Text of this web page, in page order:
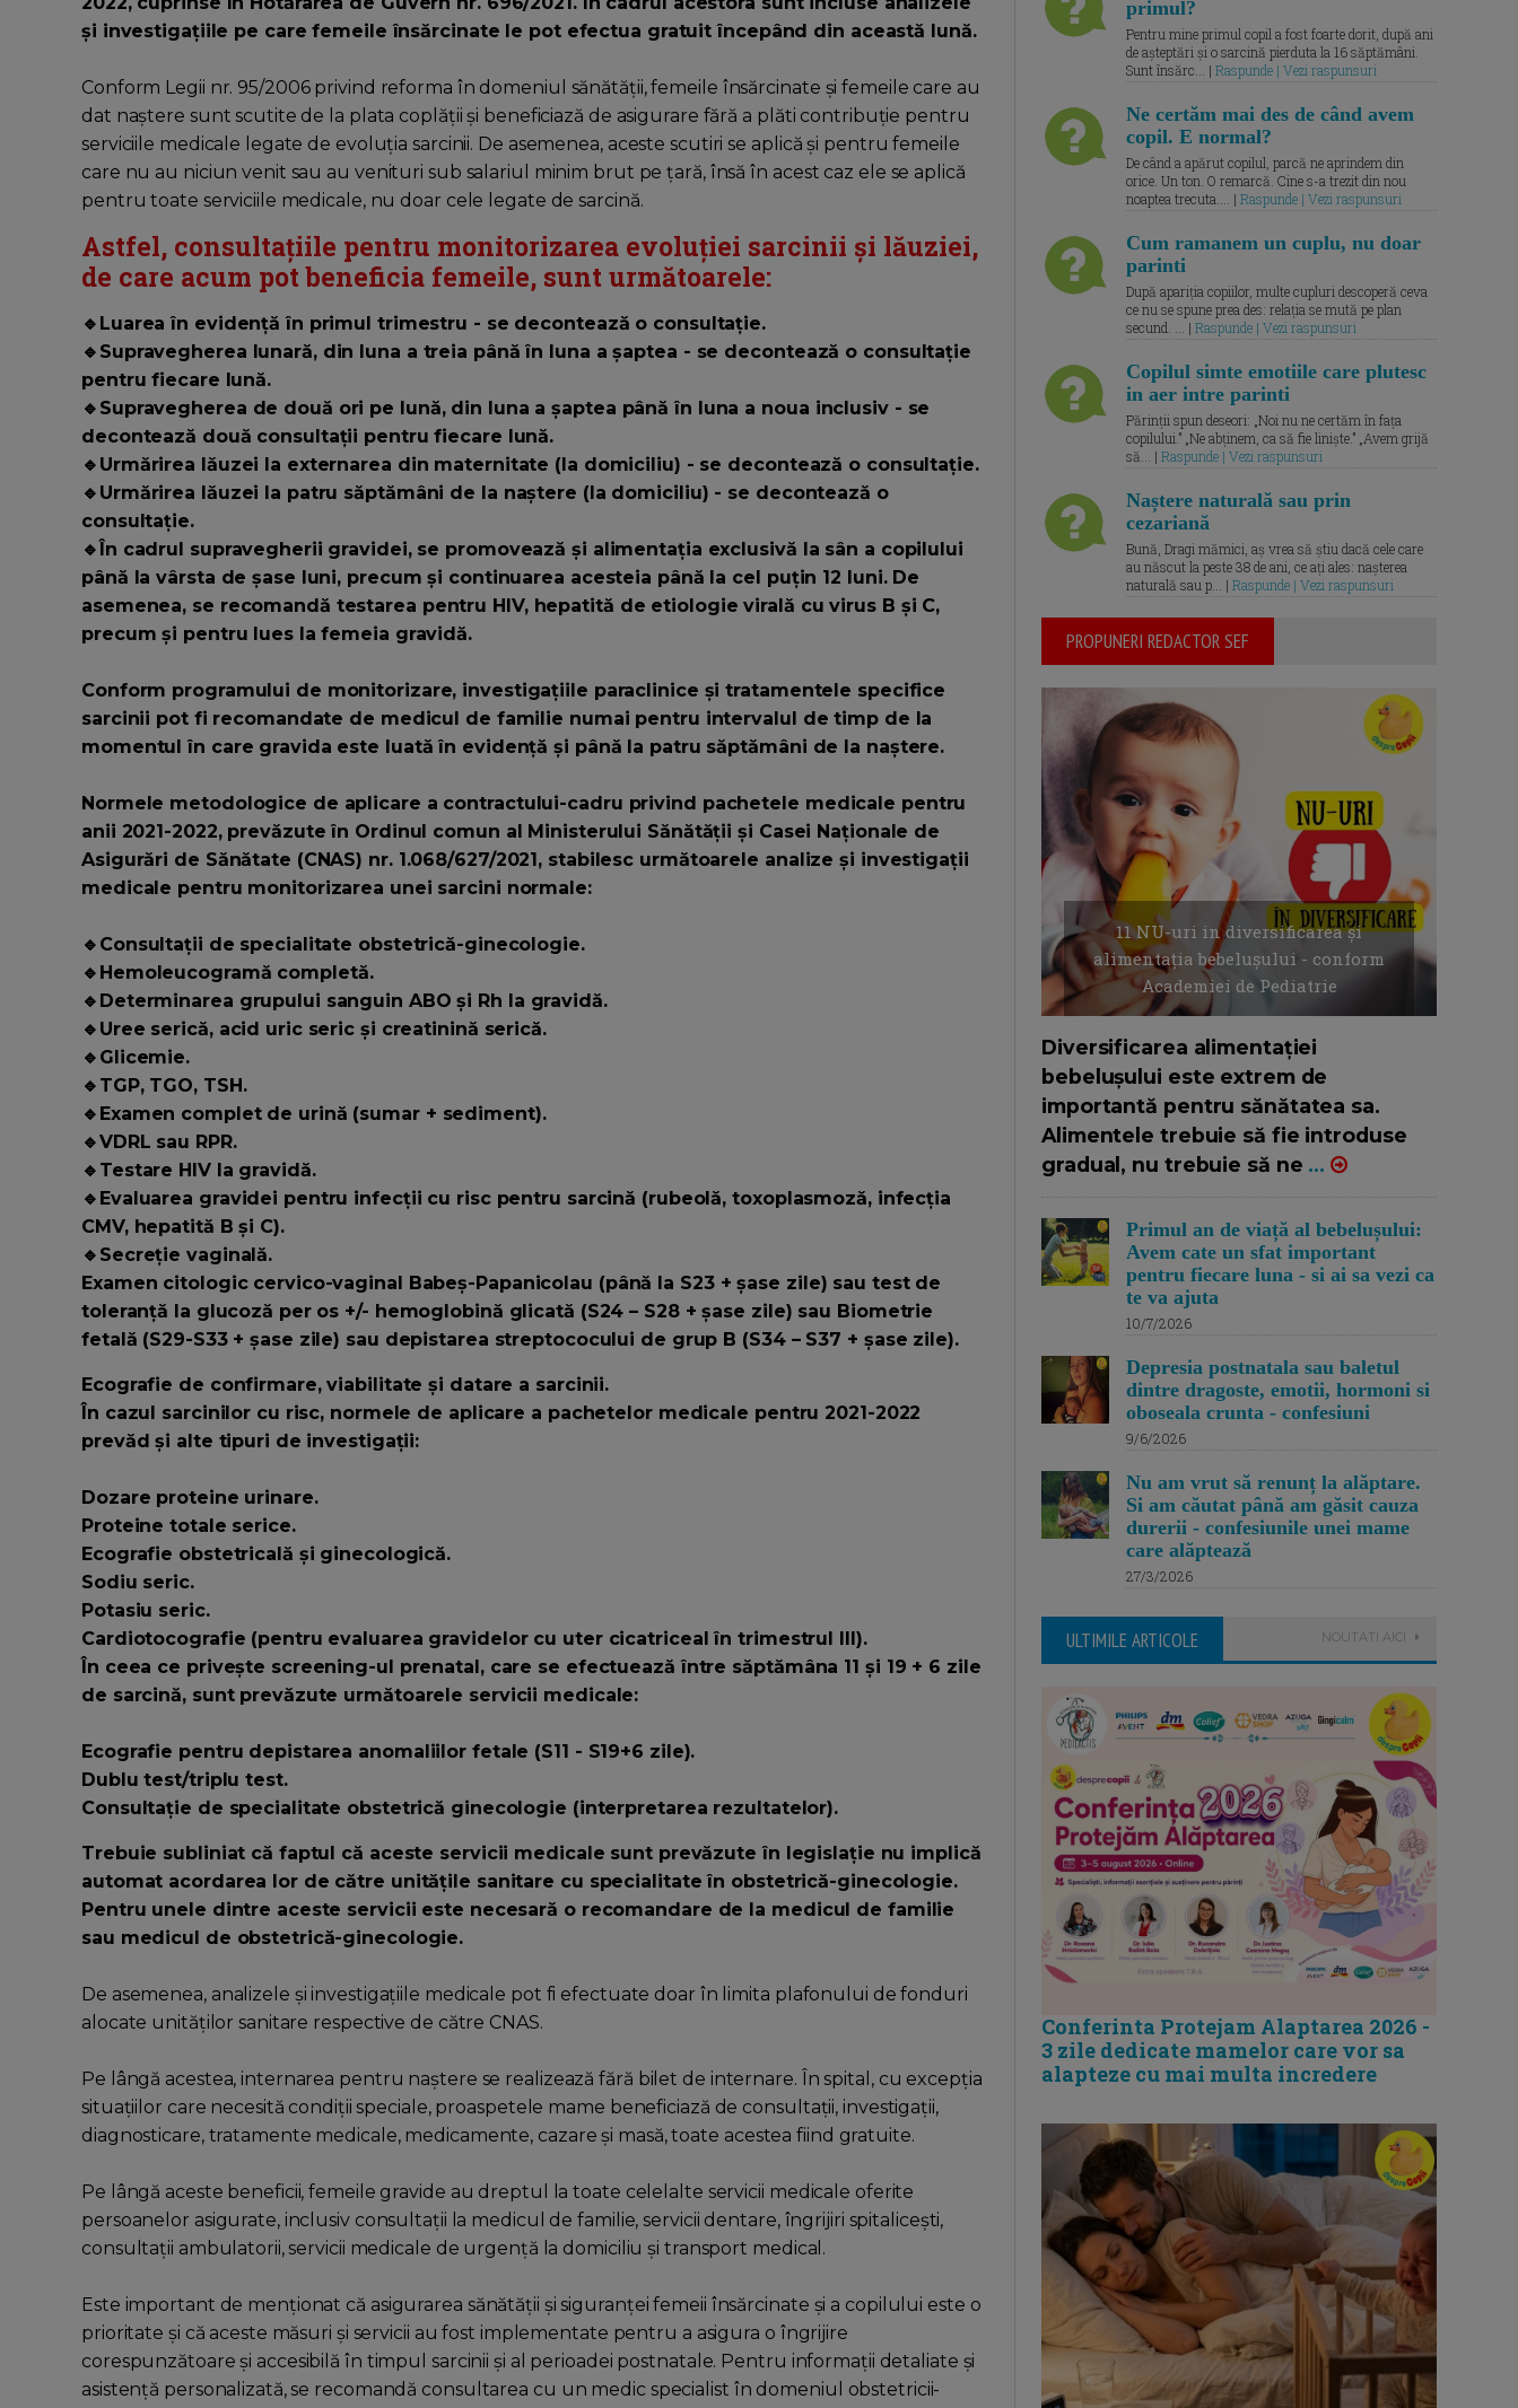
și investigațiile pe care femeile însărcinate le pot efectua gratuit începând din această lună.
Conform Legii nr. 95/2006 privind reforma în domeniul sănătății, femeile însărcinate și femeile care au
dat naștere sunt scutite de la plata coplății și beneficiază de asigurare fără a plăti contribuție pentru
serviciile medicale legate de evoluția sarcinii. De asemenea, aceste scutiri se aplică și pentru femeile
care nu au niciun venit sau au venituri sub salariul minim brut pe țară, însă în acest caz ele se aplică
pentru toate serviciile medicale, nu doar cele legate de sarcină.
Astfel, consultațiile pentru monitorizarea evoluției sarcinii și lăuziei,
de care acum pot beneficia femeile, sunt următoarele:
🔹Luarea în evidență în primul trimestru - se decontează o consultație.
🔹Supravegherea lunară, din luna a treia până în luna a șaptea - se decontează o consultație
pentru fiecare lună.
🔹Supravegherea de două ori pe lună, din luna a șaptea până în luna a noua inclusiv - se
decontează două consultații pentru fiecare lună.
🔹Urmărirea lăuzei la externarea din maternitate (la domiciliu) - se decontează o consultație.
🔹Urmărirea lăuzei la patru săptămâni de la naștere (la domiciliu) - se decontează o
consultație.
🔹În cadrul supravegherii gravidei, se promovează și alimentația exclusivă la sân a copilului
până la vârsta de șase luni, precum și continuarea acesteia până la cel puțin 12 luni. De
asemenea, se recomandă testarea pentru HIV, hepatită de etiologie virală cu virus B și C,
precum și pentru lues la femeia gravidă.
Conform programului de monitorizare, investigațiile paraclinice și tratamentele specifice
sarcinii pot fi recomandate de medicul de familie numai pentru intervalul de timp de la
momentul în care gravida este luată în evidență și până la patru săptămâni de la naștere.
Normele metodologice de aplicare a contractului-cadru privind pachetele medicale pentru
anii 2021-2022, prevăzute în Ordinul comun al Ministerului Sănătății și Casei Naționale de
Asigurări de Sănătate (CNAS) nr. 1.068/627/2021, stabilesc următoarele analize și investigații
medicale pentru monitorizarea unei sarcini normale:
🔹Consultații de specialitate obstetrică-ginecologie.
🔹Hemoleucogramă completă.
🔹Determinarea grupului sanguin ABO și Rh la gravidă.
🔹Uree serică, acid uric seric și creatinină serică.
🔹Glicemie.
🔹TGP, TGO, TSH.
🔹Examen complet de urină (sumar + sediment).
🔹VDRL sau RPR.
🔹Testare HIV la gravidă.
🔹Evaluarea gravidei pentru infecții cu risc pentru sarcină (rubeolă, toxoplasmoză, infecția
CMV, hepatită B și C).
🔹Secreție vaginală.
Examen citologic cervico-vaginal Babeș-Papanicolau (până la S23 + șase zile) sau test de
toleranță la glucoză per os +/- hemoglobină glicată (S24 – S28 + șase zile) sau Biometrie
fetală (S29-S33 + șase zile) sau depistarea streptococului de grup B (S34 – S37 + șase zile).
Ecografie de confirmare, viabilitate și datare a sarcinii.
În cazul sarcinilor cu risc, normele de aplicare a pachetelor medicale pentru 2021-2022
prevăd și alte tipuri de investigații:
Dozare proteine urinare.
Proteine totale serice.
Ecografie obstetricală și ginecologică.
Sodiu seric.
Potasiu seric.
Cardiotocografie (pentru evaluarea gravidelor cu uter cicatriceal în trimestrul III).
În ceea ce privește screening-ul prenatal, care se efectuează între săptămâna 11 și 19 + 6 zile
de sarcină, sunt prevăzute următoarele servicii medicale:
Ecografie pentru depistarea anomaliilor fetale (S11 - S19+6 zile).
Dublu test/triplu test.
Consultație de specialitate obstetrică ginecologie (interpretarea rezultatelor).
Trebuie subliniat că faptul că aceste servicii medicale sunt prevăzute în legislație nu implică
automat acordarea lor de către unitățile sanitare cu specialitate în obstetrică-ginecologie.
Pentru unele dintre aceste servicii este necesară o recomandare de la medicul de familie
sau medicul de obstetrică-ginecologie.
De asemenea, analizele și investigațiile medicale pot fi efectuate doar în limita plafonului de fonduri
alocate unităților sanitare respective de către CNAS.
Pe lângă acestea, internarea pentru naștere se realizează fără bilet de internare. În spital, cu excepția
situațiilor care necesită condiții speciale, proaspetele mame beneficiază de consultații, investigații,
diagnosticare, tratamente medicale, medicamente, cazare și masă, toate acestea fiind gratuite.
Pe lângă aceste beneficii, femeile gravide au dreptul la toate celelalte servicii medicale oferite
persoanelor asigurate, inclusiv consultații la medicul de familie, servicii dentare, îngrijiri spitalicești,
consultații ambulatorii, servicii medicale de urgență la domiciliu și transport medical.
Este important de menționat că asigurarea sănătății și siguranței femeii însărcinate și a copilului este o
prioritate și că aceste măsuri și servicii au fost implementate pentru a asigura o îngrijire
corespunzătoare și accesibilă în timpul sarcinii și al perioadei postnatale. Pentru informații detaliate și
asistență personalizată, se recomandă consultarea cu un medic specialist în domeniul obstetricii-
primul?
Pentru mine primul copil a fost foarte dorit, după ani
de așteptări și o sarcină pierduta la 16 săptămâni.
Sunt însărc... | Raspunde | Vezi raspunsuri
Ne certăm mai des de când avem
copil. E normal?
De când a apărut copilul, parcă ne aprindem din
orice. Un ton. O remarcă. Cine s-a trezit din nou
noaptea trecuta.... | Raspunde | Vezi raspunsuri
Cum ramanem un cuplu, nu doar
parinti
După apariția copiilor, multe cupluri descoperă ceva
ce nu se spune prea des: relația se mută pe plan
secund. ... | Raspunde | Vezi raspunsuri
Copilul simte emotiile care plutesc
in aer intre parinti
Părinții spun deseori: „Noi nu ne certăm în fața
copilului.” „Ne abținem, ca să fie liniște.” „Avem grijă
să... | Raspunde | Vezi raspunsuri
Naștere naturală sau prin
cezariană
Bună, Dragi mămici, aș vrea să știu dacă cele care
au născut la peste 38 de ani, ce ați ales: nașterea
naturală sau p... | Raspunde | Vezi raspunsuri
PROPUNERI REDACTOR SEF
11 NU-uri in diversificarea și
alimentația bebelușului - conform
Academiei de Pediatrie
Diversificarea alimentației
bebelușului este extrem de
importantă pentru sănătatea sa.
Alimentele trebuie să fie introduse
gradual, nu trebuie să ne ...
Primul an de viață al bebelușului:
Avem cate un sfat important
pentru fiecare luna - si ai sa vezi ca
te va ajuta
10/7/2026
Depresia postnatala sau baletul
dintre dragoste, emotii, hormoni si
oboseala crunta - confesiuni
9/6/2026
Nu am vrut să renunț la alăptare.
Si am căutat până am găsit cauza
durerii - confesiunile unei mame
care alăptează
27/3/2026
ULTIMILE ARTICOLE NOUTATI AICI
Conferinta Protejam Alaptarea 2026 -
3 zile dedicate mamelor care vor sa
alapteze cu mai multa incredere